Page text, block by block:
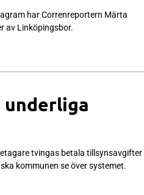
har Correnreportern Märta
av Linköpingsbor.
underliga
tvingas betala tillsynsavgifter
kommunen se över systemet.